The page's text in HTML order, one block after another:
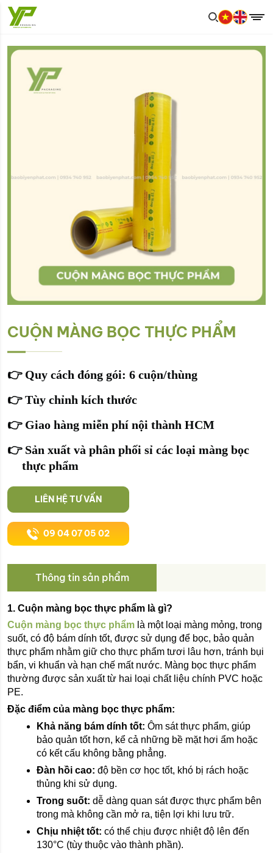
CUỘN MÀNG BỌC THỰC PHẨM
👉Quy cách đóng gói: 6 cuộn/thùng
👉Tùy chỉnh kích thước
👉Giao hàng miễn phí nội thành HCM
👉Sản xuất và phân phối sỉ các loại màng bọc
thực phẩm
LIÊN HỆ TƯ VẤN
09 04 07 05 02
Thông tin sản phẩm
1. Cuộn màng bọc thực phẩm là gì?
Cuộn màng bọc thực phẩm là một loại màng mỏng, trong
suốt, có độ bám dính tốt, được sử dụng để bọc, bảo quản
thực phẩm nhằm giữ cho thực phẩm tươi lâu hơn, tránh bụi
bẩn, vi khuẩn và hạn chế mất nước. Màng bọc thực phẩm
thường được sản xuất từ hai loại chất liệu chính PVC hoặc
PE.
Đặc điểm của màng bọc thực phẩm:
Khả năng bám dính tốt: Ôm sát thực phẩm, giúp
bảo quản tốt hơn, kể cả những bề mặt hơi ẩm hoặc
có kết cấu không bằng phẳng.
Đàn hồi cao: độ bền cơ học tốt, khó bị rách hoặc
thủng khi sử dụng.
Trong suốt: dễ dàng quan sát được thực phẩm bên
trong mà không cần mở ra, tiện lợi khi lưu trữ.
Chịu nhiệt tốt: có thể chịu được nhiệt độ lên đến
130°C (tùy thuộc vào thành phần).